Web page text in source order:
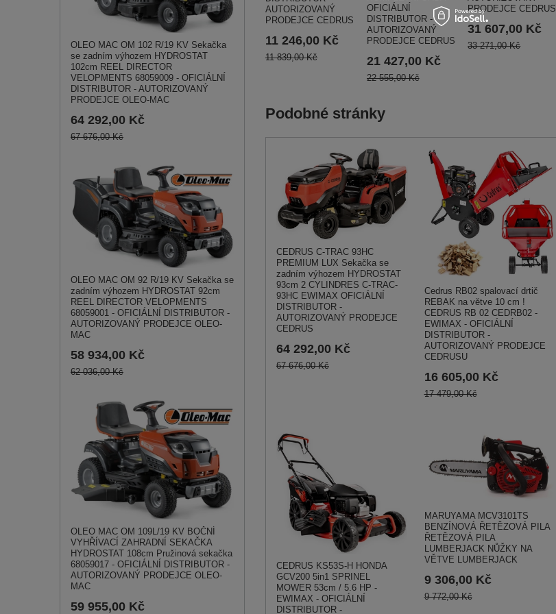
OLEO MAC OM 102 R/19 KV Sekačka
se zadním výhozem HYDROSTAT
102cm REEL DIRECTOR
VELOPMENTS 68059009 - OFICIÁLNÍ
DISTRIBUTOR - AUTORIZOVANÝ
PRODEJCE OLEO-MAC
64 292,00 Kč
67 676,00 Kč
OLEO MAC OM 92 R/19 KV Sekačka se
zadním výhozem HYDROSTAT 92cm
REEL DIRECTOR VELOPMENTS
68059001 - OFICIÁLNÍ DISTRIBUTOR -
AUTORIZOVANÝ PRODEJCE OLEO-
MAC
58 934,00 Kč
62 036,00 Kč
OLEO MAC OM 109L/19 KV BOČNÍ
VYHŘÍVACÍ ZAHRADNÍ SEKAČKA
HYDROSTAT 108cm Pružinová sekačka
68059017 - OFICIÁLNÍ DISTRIBUTOR -
AUTORIZOVANÝ PRODEJCE OLEO-
MAC
59 955,00 Kč
AUTORIZOVANÝ
PRODEJCE CEDRUS
11 246,00 Kč
11 839,00 Kč
OFICIÁLNÍ
DISTRIBUTOR -
AUTORIZOVANÝ
PRODEJCE CEDRUS
21 427,00 Kč
22 555,00 Kč
PRODEJCE CEDRUS
31 607,00 Kč
33 271,00 Kč
Podobné stránky
CEDRUS C-TRAC 93HC
PREMIUM LUX Sekačka se
zadním výhozem HYDROSTAT
93cm 2 CYLINDRES C-TRAC-
93HC EWIMAX OFICIÁLNÍ
DISTRIBUTOR -
AUTORIZOVANÝ PRODEJCE
CEDRUS
64 292,00 Kč
67 676,00 Kč
Cedrus RB02 spalovací drtič
REBAK na větve 10 cm !
CEDRUS RB 02 CEDRB02 -
EWIMAX - OFICIÁLNÍ
DISTRIBUTOR -
AUTORIZOVANÝ PRODEJCE
CEDRUSU
16 605,00 Kč
17 479,00 Kč
CEDRUS KS53S-H HONDA
GCV200 5in1 SPRINEL
MOWER 53cm / 5.6 HP -
EWIMAX - OFICIÁLNÍ
DISTRIBUTOR -
MARUYAMA MCV3101TS
BENZÍNOVÁ ŘETĚZOVÁ PILA
ŘETĚZOVÁ PILA
LUMBERJACK NŮŽKY NA
VĚTVE LUMBERJACK
9 306,00 Kč
9 772,00 Kč